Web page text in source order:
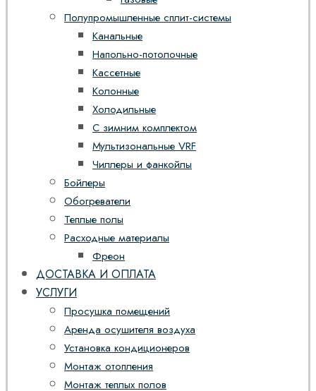
Полупромышленные сплит-системы
Канальные
Напольно-потолочные
Кассетные
Колонные
Холодильные
С зимним комплектом
Мультизональные VRF
Чиллеры и фанкойлы
Бойлеры
Обогреватели
Теплые полы
Расходные материалы
Фреон
ДОСТАВКА И ОПЛАТА
УСЛУГИ
Просушка помещений
Аренда осушителя воздуха
Установка кондиционеров
Монтаж отопления
Монтаж теплых полов